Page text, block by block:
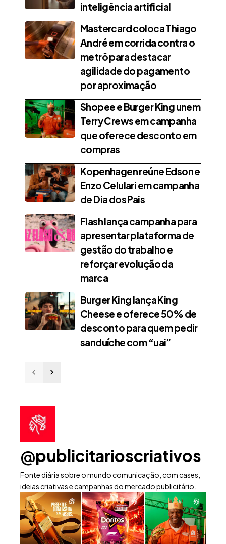
inteligência artificial
Mastercard coloca Thiago
André em corrida contra o
metrô para destacar
agilidade do pagamento
por aproximação
Shopee e Burger King unem
Terry Crews em campanha
que oferece desconto em
compras
Kopenhagen reúne Edson e
Enzo Celulari em campanha
de Dia dos Pais
Flash lança campanha para
apresentar plataforma de
gestão do trabalho e
reforçar evolução da
marca
Burger King lança King
Cheese e oferece 50% de
desconto para quem pedir
sanduíche com “uai”
@publicitarioscriativos
Fonte diária sobre o mundo comunicação, com cases,
ideias criativas e campanhas do mercado publicitário.